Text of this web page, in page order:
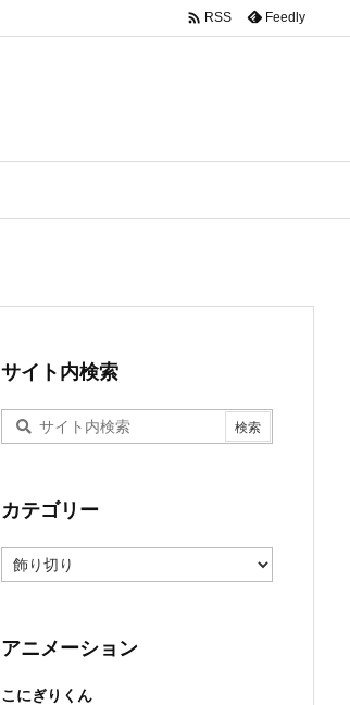
 RSS Feedly
サイト内検索
カテゴリー
テ
ー
アニメーション
こにぎりくん